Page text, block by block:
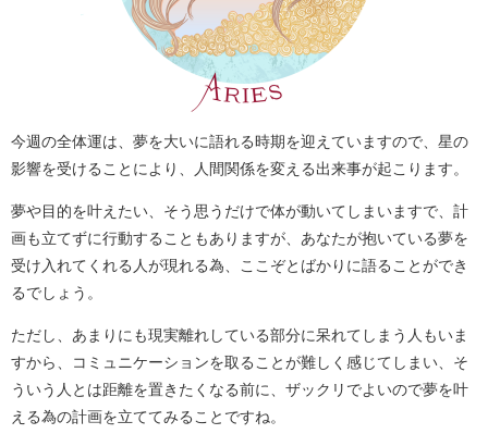
今週の全体運は、夢を大いに語れる時期を迎えていますので、星の
影響を受けることにより、人間関係を変える出来事が起こります。
夢や目的を叶えたい、そう思うだけで体が動いてしまいますで、計
画も立てずに行動することもありますが、あなたが抱いている夢を
受け入れてくれる人が現れる為、ここぞとばかりに語ることができ
るでしょう。
ただし、あまりにも現実離れしている部分に呆れてしまう人もいま
すから、コミュニケーションを取ることが難しく感じてしまい、そ
ういう人とは距離を置きたくなる前に、ザックリでよいので夢を叶
える為の計画を立ててみることですね。